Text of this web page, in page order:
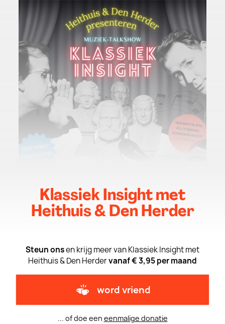
Klassiek Insight met
Heithuis & Den Herder
Steun onsen krijg meer van Klassiek Insight met
Heithuis & Den Herdervanaf € 3,95 per maand
word vriend
... of doe een eenmalige donatie